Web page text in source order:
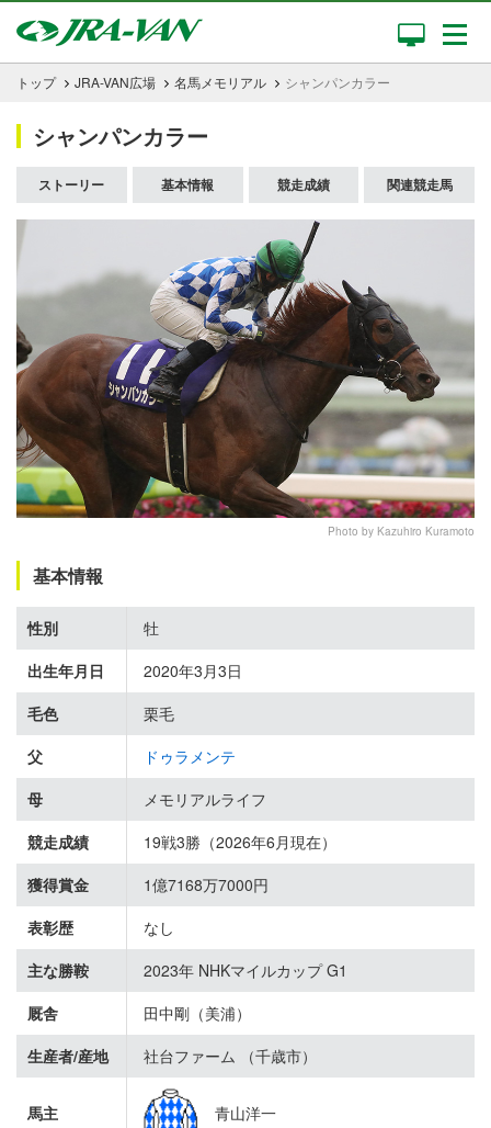
トップ JRA-VAN広場 名馬メモリアル シャンパンカラー
シャンパンカラー
ストーリー 基本情報 競走成績 関連競走馬
Photo by Kazuhiro Kuramoto
基本情報
性別
牡
出生年月日
2020年3月3日
毛色
栗毛
父
ドゥラメンテ
母
メモリアルライフ
競走成績
19戦3勝（2026年6月現在）
獲得賞金
1億7168万7000円
表彰歴
なし
主な勝鞍
2023年 NHKマイルカップ G1
厩舎
田中剛（美浦）
生産者/産地
社台ファーム （千歳市）
馬主 青山洋一